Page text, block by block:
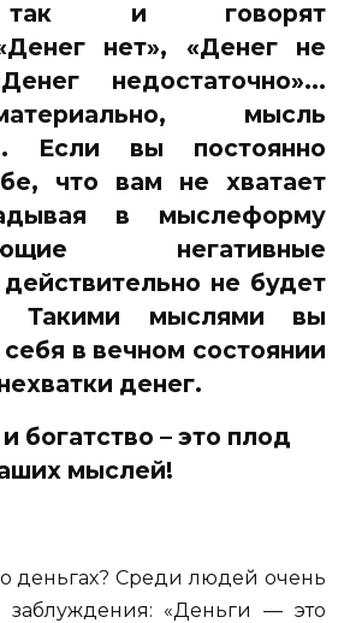
так и говорят
нет», «Денег не
недостаточно»...
мысль
Если вы постоянно
что вам не хватает
в мыслеформу
негативные
не будет
Такими мыслями вы
в вечном состоянии
денег.
богатство – это плод
мыслей!
деньгах? Среди людей очень
заблуждения: «Деньги — это